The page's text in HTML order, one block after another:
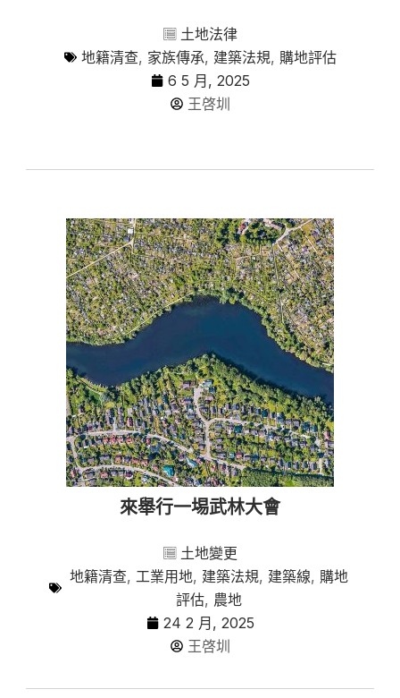
土地法律
地籍清查, 家族傳承, 建築法規, 購地評估
6 5 月, 2025
王啓圳
來舉行一埸武林大會
土地變更
地籍清查, 工業用地, 建築法規, 建築線, 購地
評估, 農地
24 2 月, 2025
王啓圳